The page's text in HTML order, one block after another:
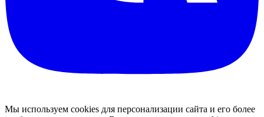
Мы используем cookies для персонализации сайта и его более